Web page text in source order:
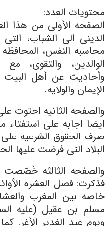
محتویات العدد:
الصفحه الأولى من هذا
الدینی الی الشباب،
محاسبه النفس،
الوالدین، والتقوى، مع
وأحادیث عن أهل البیت
الإیمان والولایه.
والصفحه الثانیه احتوت
ایضا اجابه علی
صرف الحقوق الشرعیه
البلاد التی فرضت علیها
والصفحه الثالثه خُصّصت
فذکرت: فضل العشره
خاصه بین المغرب
مسلم بن عقیل (علیه
ویوم عید الغدیر الأغر.